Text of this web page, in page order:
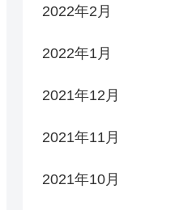
2022年2月
2022年1月
2021年12月
2021年11月
2021年10月